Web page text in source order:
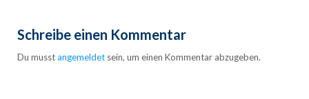
Schreibe einen Kommentar
Du musstangemeldetsein, um einen Kommentar abzugeben.